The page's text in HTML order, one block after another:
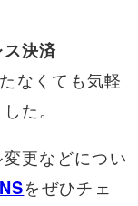
決済
なくても気軽
た。
更などについ
をぜひチェ